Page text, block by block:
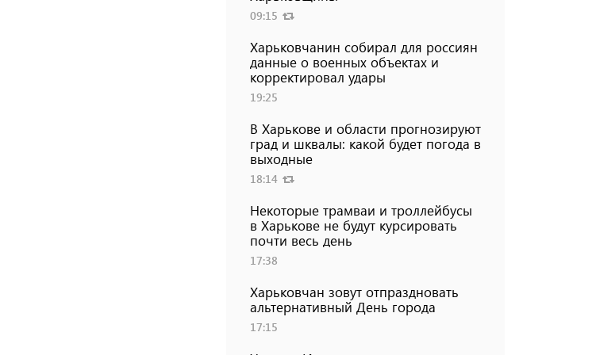
09:15
Харьковчанин собирал для россиян
данные о военных объектах и ​​
корректировал удары
19:25
В Харькове и области прогнозируют
град и шквалы: какой будет погода в
выходные
18:14
Некоторые трамваи и троллейбусы
в Харькове не будут курсировать
почти весь день
17:38
Харьковчан зовут отпраздновать
альтернативный День города
17:15